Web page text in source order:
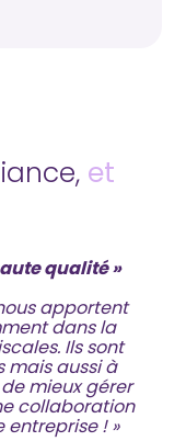
et
qualité »
apportent
dans la
Ils sont
mais aussi à
mieux gérer
collaboration
entreprise ! »